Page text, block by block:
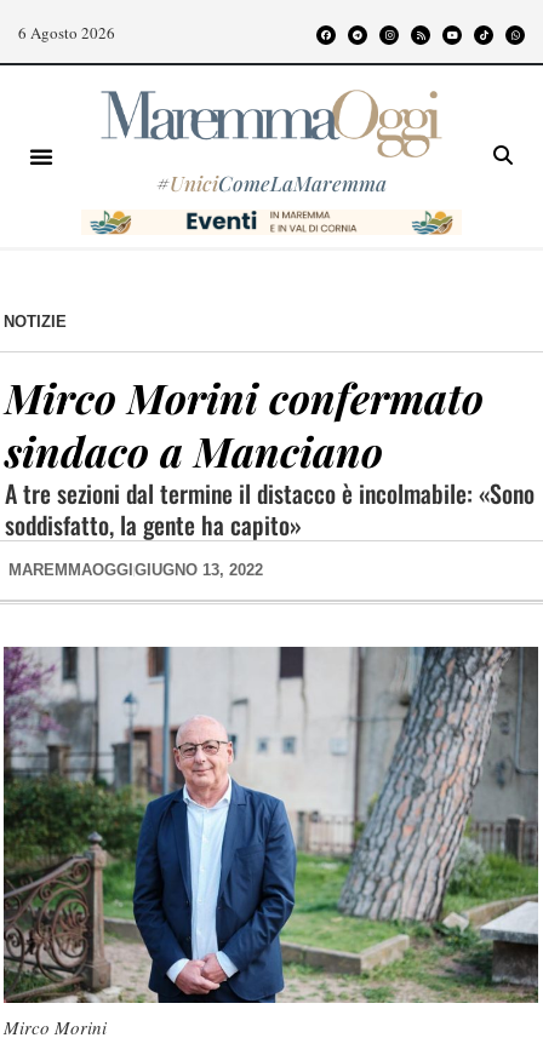
6 Agosto 2026
#UniciComeLaMaremma
NOTIZIE
Mirco Morini confermato
sindaco a Manciano
A tre sezioni dal termine il distacco è incolmabile: «Sono
soddisfatto, la gente ha capito»
MAREMMAOGGI GIUGNO 13, 2022
Mirco Morini